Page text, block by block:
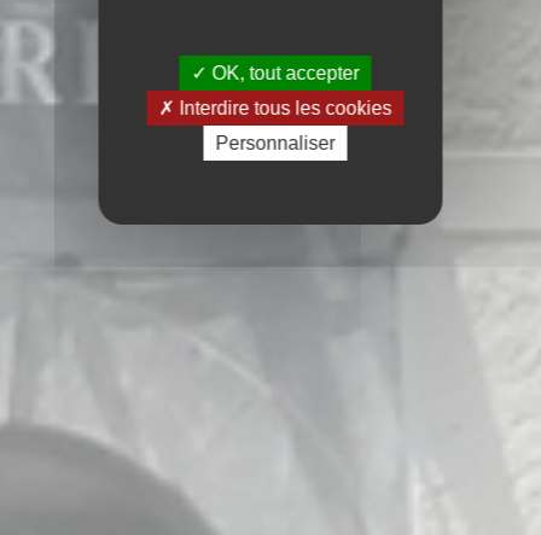
OK, tout accepter
Interdire tous les cookies
Personnaliser